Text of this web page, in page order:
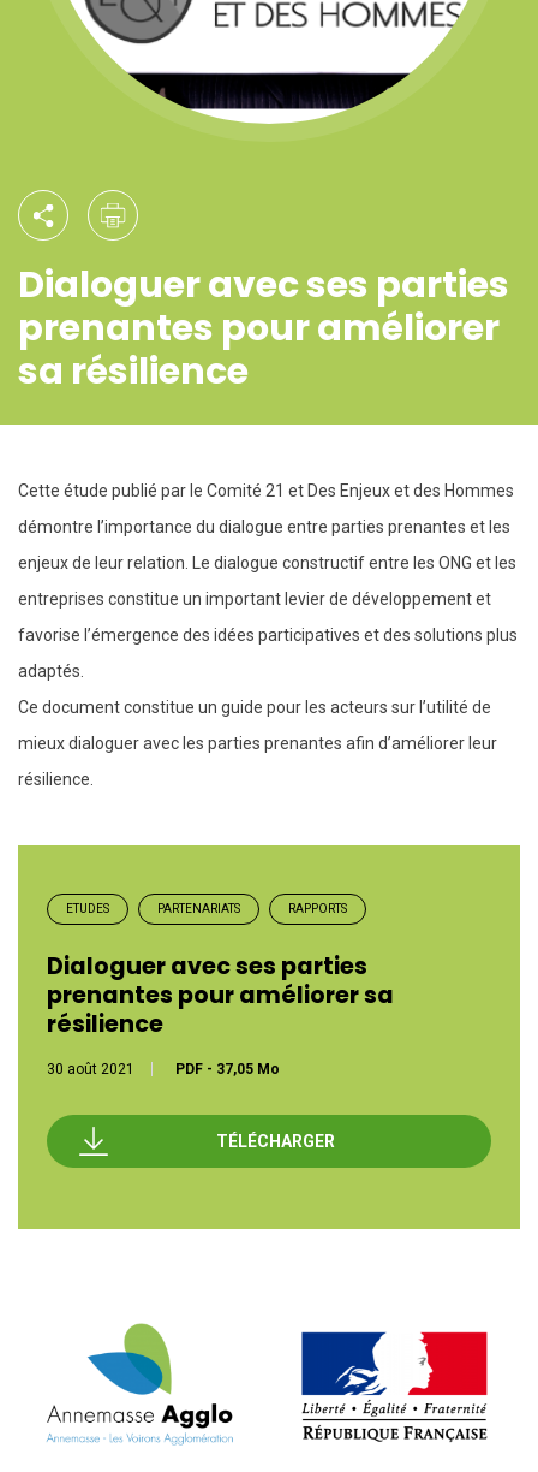
Dialoguer avec ses parties
prenantes pour améliorer
sa résilience
Cette étude publié par le Comité 21 et Des Enjeux et des Hommes
démontre l’importance du dialogue entre parties prenantes et les
enjeux de leur relation. Le dialogue constructif entre les ONG et les
entreprises constitue un important levier de développement et
favorise l’émergence des idées participatives et des solutions plus
adaptés.
Ce document constitue un guide pour les acteurs sur l’utilité de
mieux dialoguer avec les parties prenantes afin d’améliorer leur
résilience.
ETUDES PARTENARIATS RAPPORTS
Dialoguer avec ses parties
prenantes pour améliorer sa
résilience
30 août 2021 PDF - 37,05 Mo
TÉLÉCHARGER